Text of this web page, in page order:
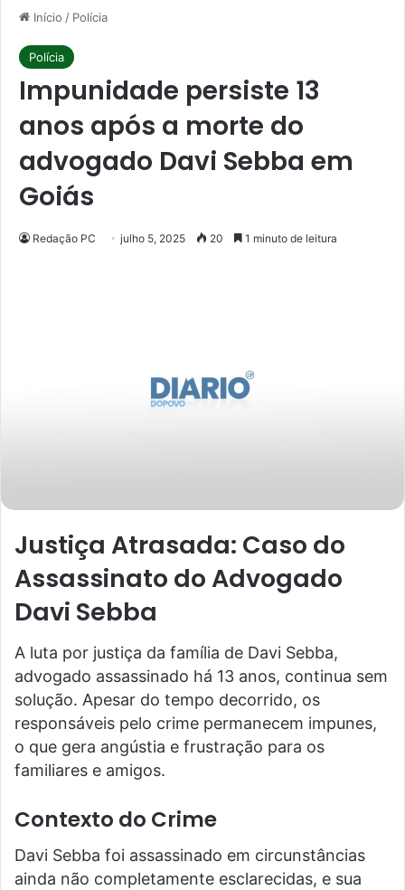
Início / Polícia
Polícia
Impunidade persiste 13
anos após a morte do
advogado Davi Sebba em
Goiás
Redação PC julho 5, 2025 20 1 minuto de leitura
Justiça Atrasada: Caso do
Assassinato do Advogado
Davi Sebba
A luta por justiça da família de Davi Sebba,
advogado assassinado há 13 anos, continua sem
solução. Apesar do tempo decorrido, os
responsáveis pelo crime permanecem impunes,
o que gera angústia e frustração para os
familiares e amigos.
Contexto do Crime
Davi Sebba foi assassinado em circunstâncias
ainda não completamente esclarecidas, e sua